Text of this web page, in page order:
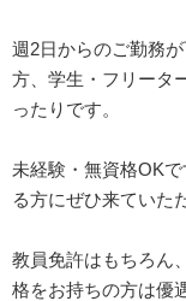
週2日からのご勤務
方、学生・フリータ
ったりです。
未経験・無資格OK
る方にぜひ来ていた
教員免許はもちろん
格をお持ちの方は優